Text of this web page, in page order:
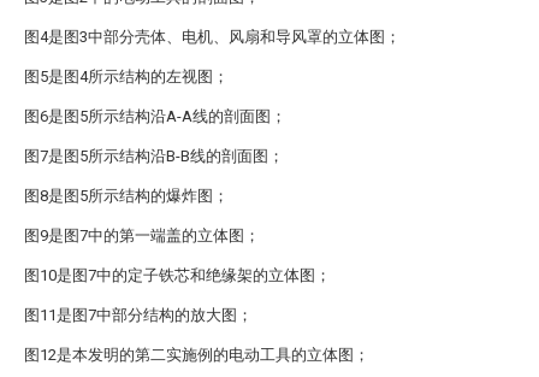
图4是图3中部分壳体、电机、风扇和导风罩的立体图；
图5是图4所示结构的左视图；
图6是图5所示结构沿A-A线的剖面图；
图7是图5所示结构沿B-B线的剖面图；
图8是图5所示结构的爆炸图；
图9是图7中的第一端盖的立体图；
图10是图7中的定子铁芯和绝缘架的立体图；
图11是图7中部分结构的放大图；
图12是本发明的第二实施例的电动工具的立体图；